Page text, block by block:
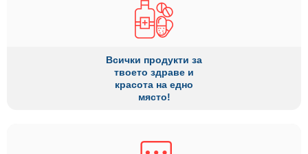
Всички продукти за
твоето здраве и
красота на едно
място!